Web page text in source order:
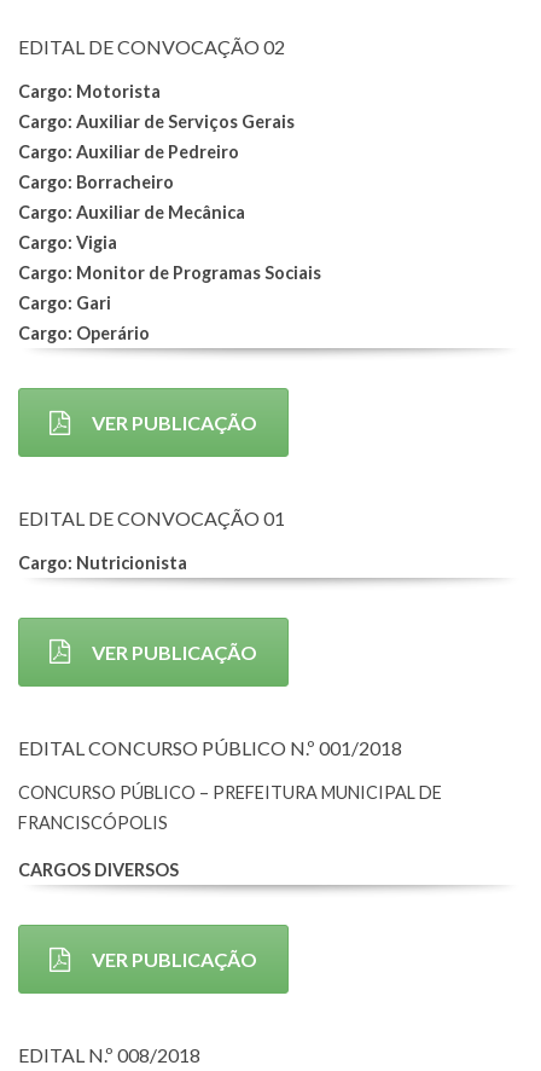
EDITAL DE CONVOCAÇÃO 02
Cargo: Motorista
Cargo: Auxiliar de Serviços Gerais
Cargo: Auxiliar de Pedreiro
Cargo: Borracheiro
Cargo: Auxiliar de Mecânica
Cargo: Vigia
Cargo: Monitor de Programas Sociais
Cargo: Gari
Cargo: Operário
VER PUBLICAÇÃO
EDITAL DE CONVOCAÇÃO 01
Cargo: Nutricionista
VER PUBLICAÇÃO
EDITAL CONCURSO PÚBLICO N.º 001/2018
CONCURSO PÚBLICO – PREFEITURA MUNICIPAL DE
FRANCISCÓPOLIS
CARGOS DIVERSOS
VER PUBLICAÇÃO
EDITAL N.º 008/2018